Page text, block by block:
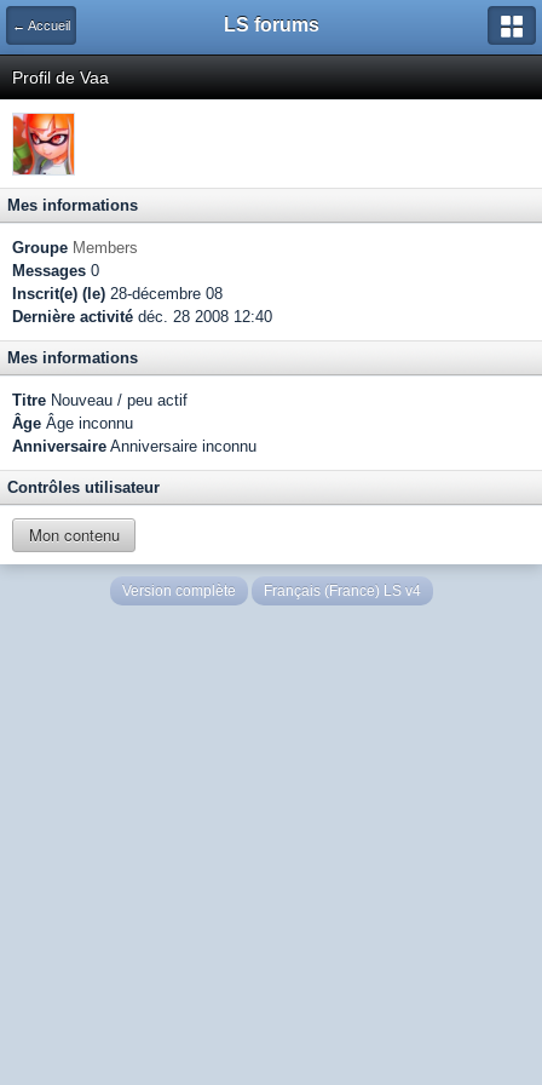
← Accueil LS forums
Profil de Vaa
Mes informations
Groupe Members
Messages 0
Inscrit(e) (le) 28-décembre 08
Dernière activité déc. 28 2008 12:40
Mes informations
Titre Nouveau / peu actif
Âge Âge inconnu
Anniversaire Anniversaire inconnu
Contrôles utilisateur
Mon contenu
Version complète Français (France) LS v4